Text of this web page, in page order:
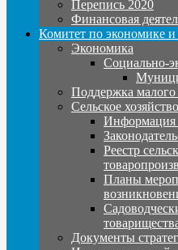
Перепись 2020
Финансовая
Комитет по экономике
Экономика
Социально-
Поддержка малого
Сельское
Реестр
Планы
Документы